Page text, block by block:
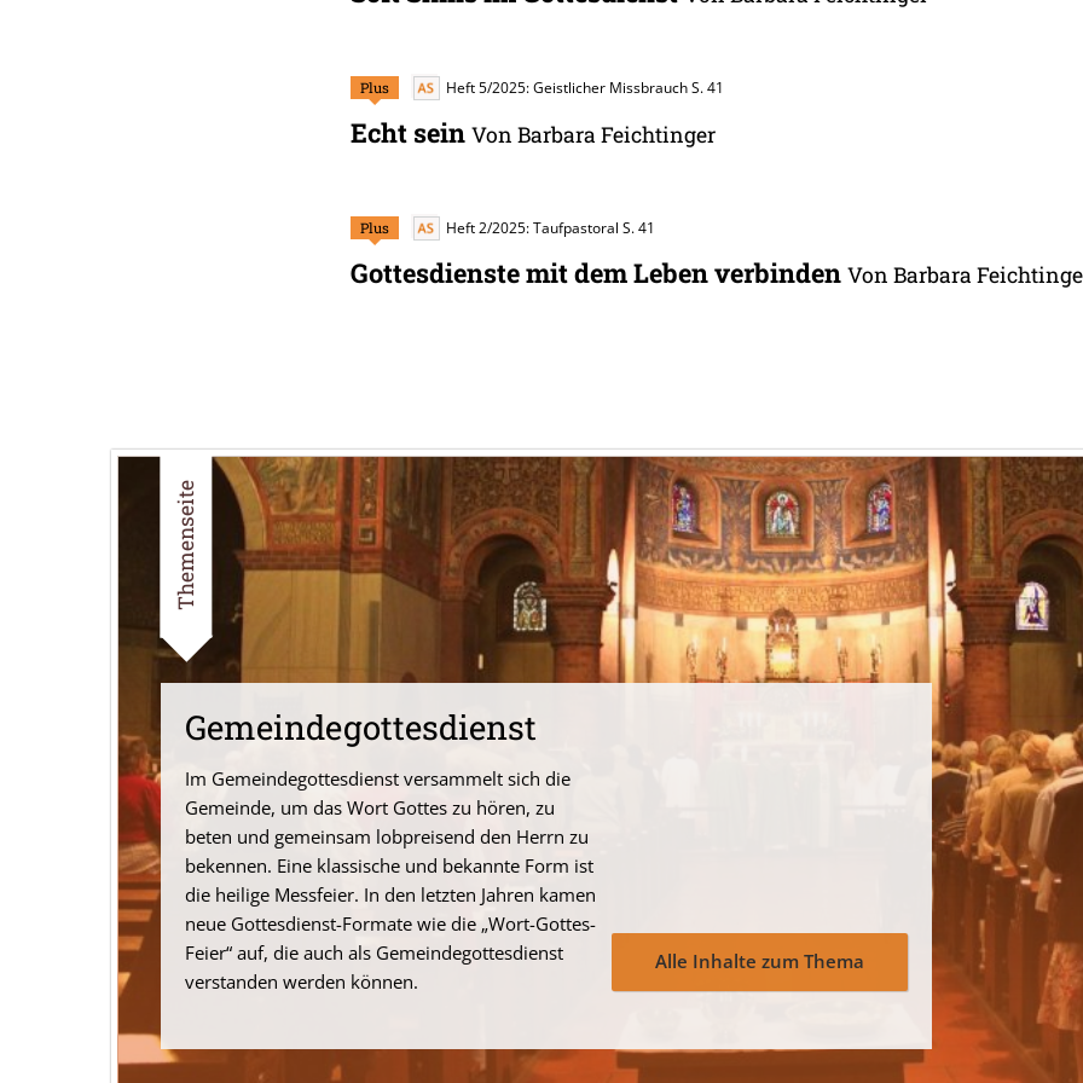
Plus Heft 5/2025: Geistlicher Missbrauch S. 41
Echt sein Von Barbara Feichtinger
Plus Heft 2/2025: Taufpastoral S. 41
Gottesdienste mit dem Leben verbinden Von Barbara
Themenseite
Gemeinde­gottesdienst
Im Gemeindegottesdienst versammelt sich die
Gemeinde, um das Wort Gottes zu hören, zu
beten und gemeinsam lobpreisend den Herrn zu
bekennen. Eine klassische und bekannte Form ist
die heilige Messfeier. In den letzten Jahren kamen
neue Gottesdienst-Formate wie die „Wort-Gottes-
Feier“ auf, die auch als Gemeindegottesdienst
verstanden werden können.
Alle Inhalte zum Thema